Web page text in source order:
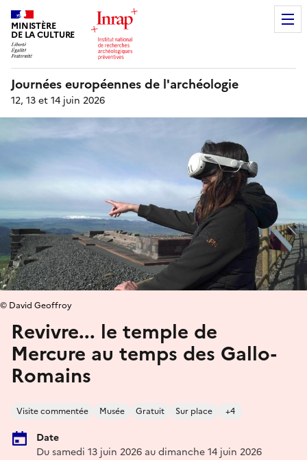
MINISTÈRE
DE LA CULTURE
Journées européennes de l'archéologie
12, 13 et 14 juin 2026
Revivre... le temple de
Mercure au temps des Gallo-
Romains
Visite commentée Musée Gratuit Sur place +4
Date
Du samedi 13 juin 2026 au dimanche 14 juin 2026
© David Geoffroy